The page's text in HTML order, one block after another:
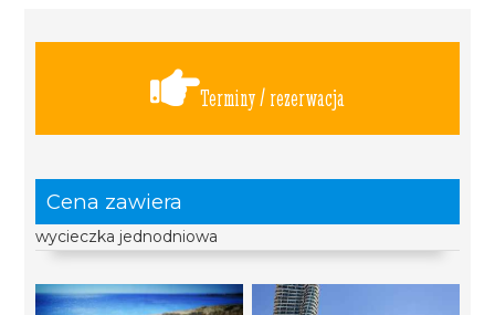
Terminy / rezerwacja
Cena zawiera
wycieczka jednodniowa